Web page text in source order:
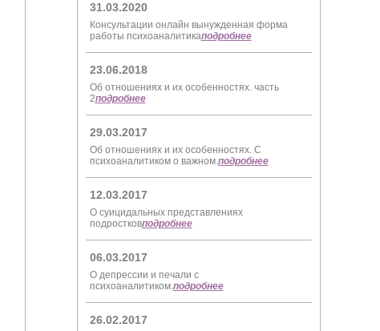
31.03.2020
Консультации онлайн вынужденная форма
работы психоаналитикаподробнее
23.06.2018
Об отношениях и их особенностях. часть
2подробнее
29.03.2017
Об отношениях и их особенностях. С
психоаналитиком о важном.подробнее
12.03.2017
О суицидальных представлениях
подростковподробнее
06.03.2017
О депрессии и печали с
психоаналитиком.подробнее
26.02.2017